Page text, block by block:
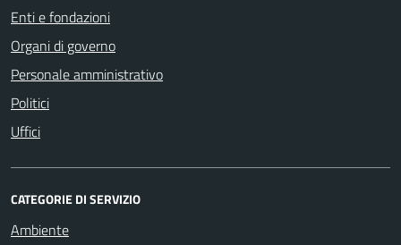
Enti e fondazioni
Organi di governo
Personale amministrativo
Politici
Uffici
CATEGORIE DI SERVIZIO
Ambiente